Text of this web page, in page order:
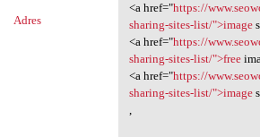
Adres
<a href="https://
sharing-sites-list/">image
<a href="https://
sharing-sites-list/">free
<a href="https://
sharing-sites-list/">image
,